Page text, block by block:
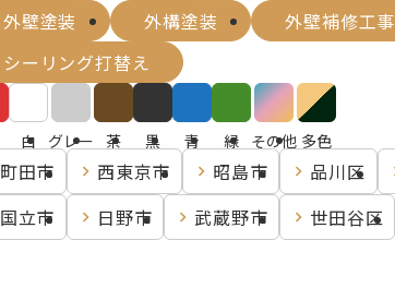
外壁塗装
外構塗装 外壁補修工事
シーリング打替え
白 グレー 茶 黒 青 緑 その他 多色
町田市 西東京市 昭島市 品川区
国立市
日野市 武蔵野市 世田谷区